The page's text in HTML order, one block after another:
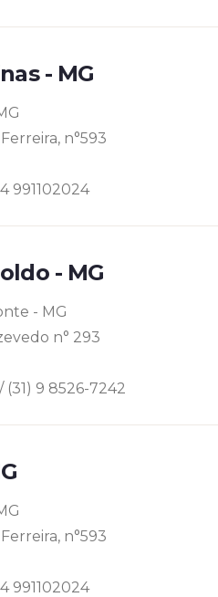
- MG
n°593
991102024
- MG
- MG
n° 293
(31) 9 8526-7242
n°593
991102024